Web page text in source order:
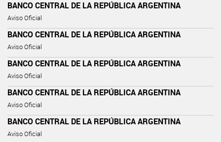
BANCO CENTRAL DE LA REPÚBLICA ARGENTINA
Aviso Oficial
BANCO CENTRAL DE LA REPÚBLICA ARGENTINA
Aviso Oficial
BANCO CENTRAL DE LA REPÚBLICA ARGENTINA
Aviso Oficial
BANCO CENTRAL DE LA REPÚBLICA ARGENTINA
Aviso Oficial
BANCO CENTRAL DE LA REPÚBLICA ARGENTINA
Aviso Oficial